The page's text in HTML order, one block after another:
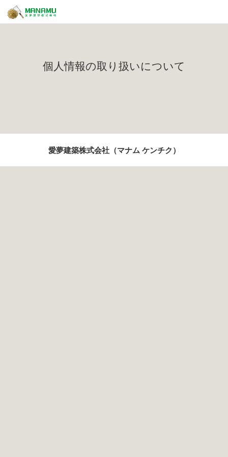
個人情報の取り扱いについて
愛夢建築株式会社（マナム ケンチク）